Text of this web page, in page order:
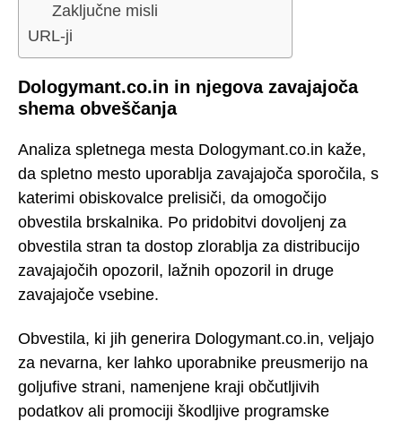
Zaključne misli
URL-ji
Dologymant.co.in in njegova zavajajoča
shema obveščanja
Analiza spletnega mesta Dologymant.co.in kaže,
da spletno mesto uporablja zavajajoča sporočila, s
katerimi obiskovalce prelisiči, da omogočijo
obvestila brskalnika. Po pridobitvi dovoljenj za
obvestila stran ta dostop zlorablja za distribucijo
zavajajočih opozoril, lažnih opozoril in druge
zavajajoče vsebine.
Obvestila, ki jih generira Dologymant.co.in, veljajo
za nevarna, ker lahko uporabnike preusmerijo na
goljufive strani, namenjene kraji občutljivih
podatkov ali promociji škodljive programske